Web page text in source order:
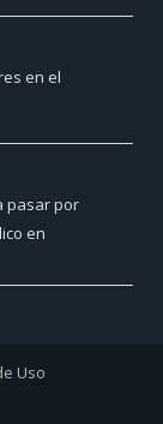
en el
pasar por
en
Uso